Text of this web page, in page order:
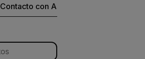
Contacto con Asistencia